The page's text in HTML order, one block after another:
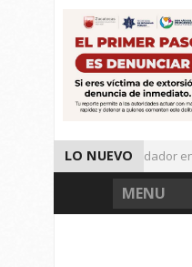
LO NUEVO
Detienen a Defraudador en
Presenta Presidenta
MENU